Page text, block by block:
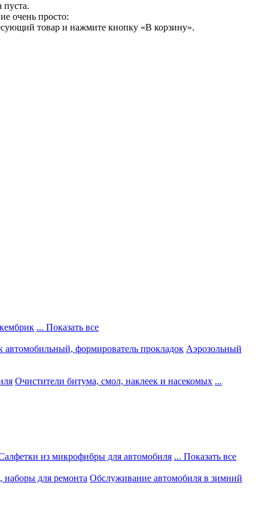
очень просто:
товар и нажмите кнопку «В корзину».
... Показать все
автомобильный, формирователь прокладок Аэрозольный
Очистители битума, смол, наклеек и насекомых ...
из микрофибры для автомобиля ... Показать все
наборы для ремонта Обслуживание автомобиля в зимний